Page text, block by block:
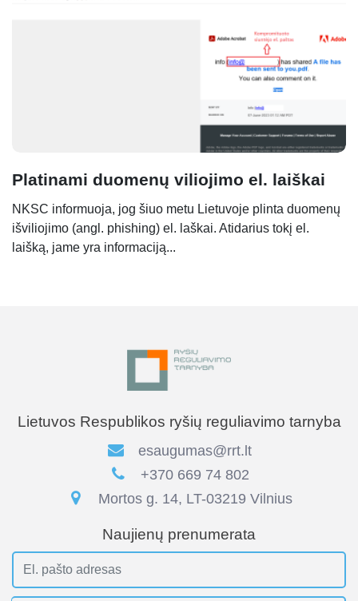
Platinami duomenų viliojimo el. laiškai
NKSC informuoja, jog šiuo metu Lietuvoje plinta duomenų
išviliojimo (angl. phishing) el. laškai. Atidarius tokį el.
laišką, jame yra informaciją...
Lietuvos Respublikos ryšių reguliavimo tarnyba
esaugumas@rrt.lt
+370 669 74 802
Mortos g. 14, LT-03219 Vilnius
Naujienų prenumerata